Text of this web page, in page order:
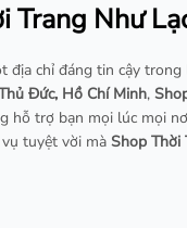
Trang Như
địa chỉ đáng tin cậy trong
Đức, Hồ Chí Minh,
hỗ trợ bạn mọi lúc mọi
tuyệt vời mà Shop Thời